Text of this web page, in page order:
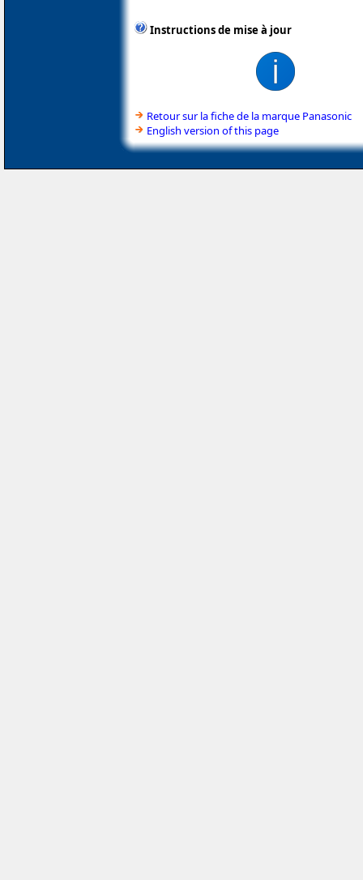
Instructions de mise à jour
Retour sur la fiche de la marque Panasonic
English version of this page